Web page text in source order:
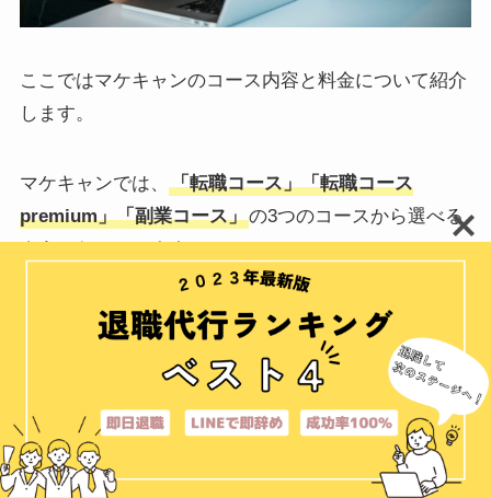
ここではマケキャンのコース内容と料金について紹介
します。
マケキャンでは、
「転職コース」「転職コース
premium」「副業コース」の3つのコースから選べる
ようになっています。
まずは一覧にして、コースの概要と料金を比較してみ
スクロールできます
コースの概要